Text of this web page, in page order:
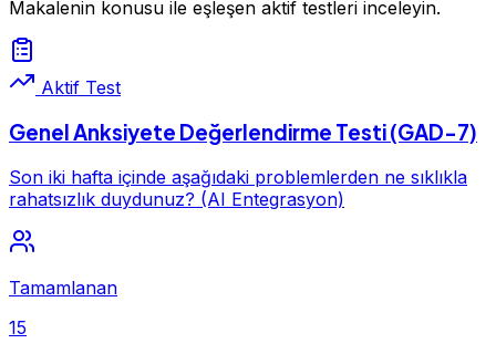
Makalenin konusu ile eşleşen aktif testleri inceleyin.
Aktif Test
Genel Anksiyete Değerlendirme Testi (GAD-7)
Son iki hafta içinde aşağıdaki problemlerden ne sıklıkla
rahatsızlık duydunuz? (AI Entegrasyon)
Tamamlanan
15